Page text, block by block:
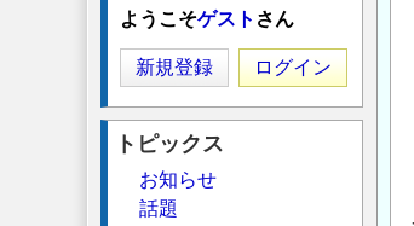
ようこそゲスト さん
新規登録 ログイン
トピックス
お知らせ
話題